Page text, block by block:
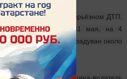
девочка погибла в серьёзном ДТП.
во вторник, 31 мая, на 4
- Шушмабаш - Карадуван около
женщина-водитель